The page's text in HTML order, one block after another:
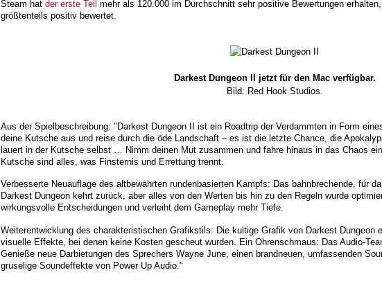
Steam hat der erste Teil mehr als 120.000 im Durchschnitt sehr positive Bewertungen
größtenteils positiv bewertet.
Darkest Dungeon II jetzt für den Mac verfügbar.
Bild: Red Hook Studios.
Aus der Spielbeschreibung: "Darkest Dungeon II ist ein Roadtrip der Verdammten in Form
deine Kutsche aus und reise durch die öde Landschaft – es ist die letzte Chance, die
lauert in der Kutsche selbst … Nimm deinen Mut zusammen und fahre hinaus in das Chaos
Kutsche sind alles, was Finsternis und Errettung trennt.
Verbesserte Neuauflage des altbewährten rundenbasierten Kampfs: Das bahnbrechende, für
Darkest Dungeon kehrt zurück, aber alles von den Werten bis hin zu den Regeln wurde
wirkungsvolle Entscheidungen und verleiht dem Gameplay mehr Tiefe.
Weiterentwicklung des charakteristischen Grafikstils: Die kultige Grafik von Darkest Dungeon
visuelle Effekte, bei denen keine Kosten gescheut wurden. Ein Ohrenschmaus: Das Audio-
Genieße neue Darbietungen des Sprechers Wayne June, einen brandneuen, umfassenden
gruselige Soundeffekte von Power Up Audio."